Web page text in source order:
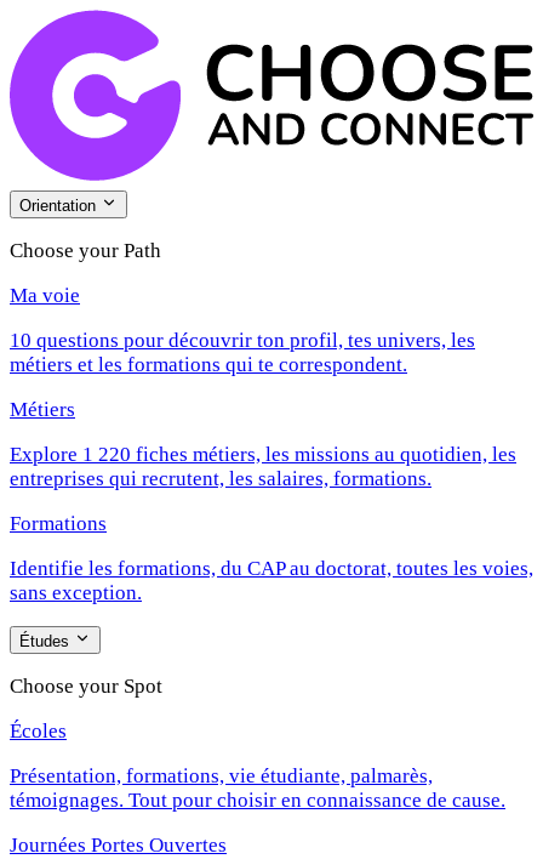
Orientation
Choose your Path
Ma voie
10 questions pour découvrir ton profil, tes univers, les
métiers et les formations qui te correspondent.
Métiers
Explore 1 220 fiches métiers, les missions au quotidien, les
entreprises qui recrutent, les salaires, formations.
Formations
Identifie les formations, du CAP au doctorat, toutes les voies,
sans exception.
Études
Choose your Spot
Écoles
Présentation, formations, vie étudiante, palmarès,
témoignages. Tout pour choisir en connaissance de cause.
Journées Portes Ouvertes